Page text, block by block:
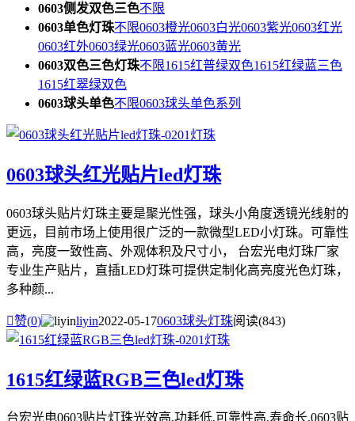
0603侧发双色三色不限
0603单色灯珠不限0603橙光0603白光0603紫光0603红光
0603红外0603绿光0603蓝光0603黄光
0603双色三色灯珠不限1615红普绿双色1615红绿蓝三色
1615红翠绿双色
0603球头单色不限0603球头单色系列
0603球头红光贴片led灯珠
0603球头贴片灯珠主要是聚光性强，球头小角度透镜光线射的
更远，目前市场上使用很广泛的一款微型LED小灯珠。可靠性
高，亮度一致性高、外观体积及尺寸小， 台宏光电灯珠厂家
专业生产贴片，直插LED灯珠可提供定制化高亮度光色灯珠，
多种颜...
赞(0) liyin2022-05-170603球头灯珠阅读(843)
1615红绿蓝RGB三色led灯珠
台宏光电0603贴片灯珠光效高,功耗低,可靠性高,寿命长,0603贴